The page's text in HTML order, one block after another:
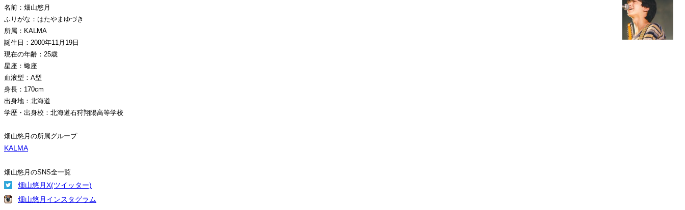
名前：畑山悠月
ふりがな：はたやまゆづき
所属：KALMA
誕生日：2000年11月19日
現在の年齢：25歳
星座：蠍座
血液型：A型
身長：170cm
出身地：北海道
学歴・出身校：北海道石狩翔陽高等学校
畑山悠月の所属グループ
KALMA
畑山悠月のSNS全一覧
畑山悠月X(ツイッター)
畑山悠月インスタグラム